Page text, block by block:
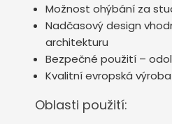
Možnost ohýbání za
Nadčasový design
architekturu
Bezpečné použití –
Kvalitní evropská
Oblasti použití: